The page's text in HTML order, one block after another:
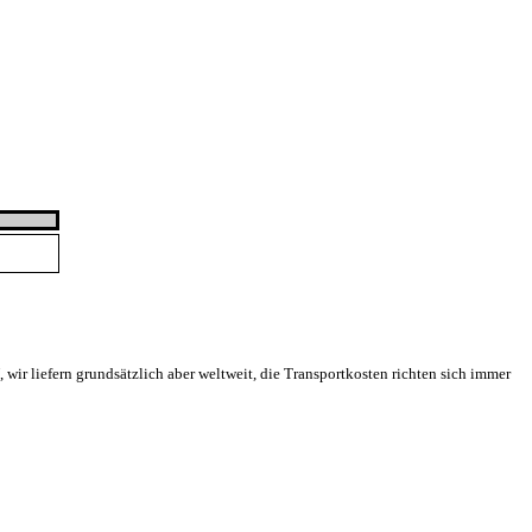
wir liefern grundsätzlich aber weltweit, die Transportkosten richten sich immer